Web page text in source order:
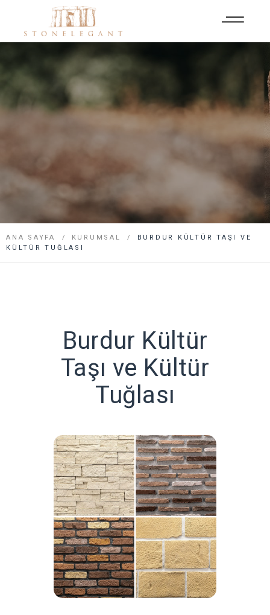
ANA SAYFA KURUMSAL
BURDUR KÜLTÜR TAŞI VE
KÜLTÜR TUĞLASI
Burdur Kültür
Taşı ve Kültür
Tuğlası